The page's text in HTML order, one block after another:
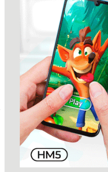
নৈতিকতার মৃত্যুপুরীতে
পানির নিচের দুর্নীতি
রাষ্ট্রীয় সম্পদ বিক্রির
গণতান্ত্রিক পুলিশিং: দরকার
জবাবদিহিতা ও
আরটিএ চুক্তি: গোলামির
ফেলুন
জিয়া পরিবারকে ধ্বংস
কারা?
যাকাতের চেয়ে চাঁদাবাজি
পরীক্ষার মুখে তারেক-
একজন ফরিদা খানম এবং
দুষ্টুচক্র